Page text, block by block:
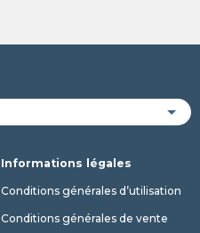
Informations légales
Conditions générales d’utilisation
Conditions générales de vente